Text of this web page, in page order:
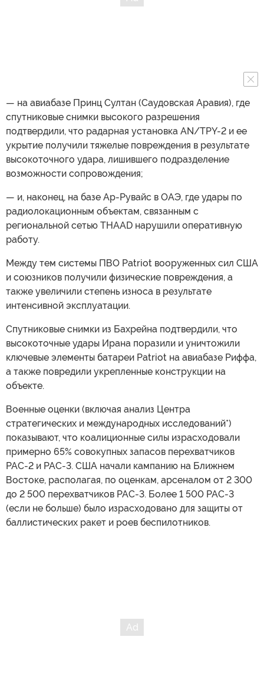
— на авиабазе Принц Султан (Саудовская Аравия), где
спутниковые снимки высокого разрешения
подтвердили, что радарная установка AN/TPY-2 и ее
укрытие получили тяжелые повреждения в результате
высокоточного удара, лишившего подразделение
возможности сопровождения;
— и, наконец, на базе Ар-Рувайс в ОАЭ, где удары по
радиолокационным объектам, связанным с
региональной сетью THAAD нарушили оперативную
работу.
Между тем системы ПВО Patriot вооруженных сил США
и союзников получили физические повреждения, а
также увеличили степень износа в результате
интенсивной эксплуатации.
Спутниковые снимки из Бахрейна подтвердили, что
высокоточные удары Ирана поразили и уничтожили
ключевые элементы батареи Patriot на авиабазе Риффа,
а также повредили укрепленные конструкции на
объекте.
Военные оценки (включая анализ Центра
стратегических и международных исследований*)
показывают, что коалиционные силы израсходовали
примерно 65% совокупных запасов перехватчиков
PAC-2 и PAC-3. США начали кампанию на Ближнем
Востоке, располагая, по оценкам, арсеналом от 2 300
до 2 500 перехватчиков PAC-3. Более 1 500 PAC-3
(если не больше) было израсходовано для защиты от
баллистических ракет и роев беспилотников.